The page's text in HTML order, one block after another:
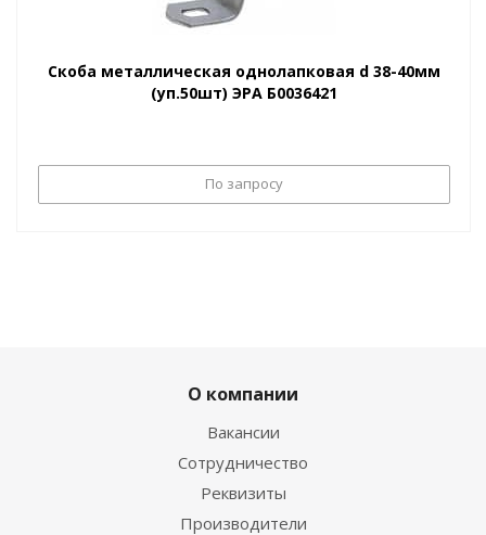
Скоба металлическая однолапковая d 38-40мм
(уп.50шт) ЭРА Б0036421
По запросу
О компании
Вакансии
Сотрудничество
Реквизиты
Производители